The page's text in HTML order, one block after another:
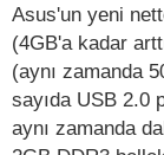
Asus'un yeni
(4GB'a kadar
(aynı zamanda
sayıda USB 2.0
aynı zamanda